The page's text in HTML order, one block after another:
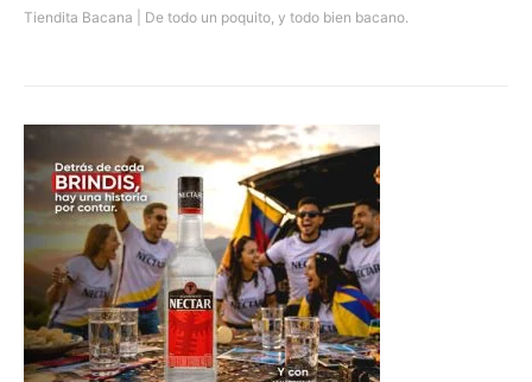
Tiendita Bacana | De todo un poquito, y todo bien bacano.